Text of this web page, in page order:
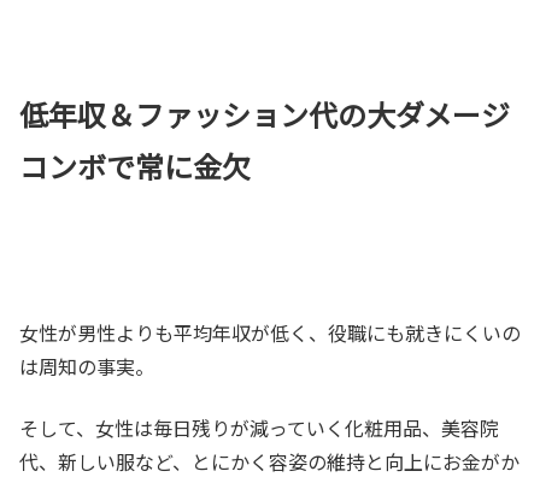
低年収＆ファッション代の大ダメージ
コンボで常に金欠
女性が男性よりも平均年収が低く、役職にも就きにくいの
は周知の事実。
そして、女性は毎日残りが減っていく化粧用品、美容院
代、新しい服など、とにかく容姿の維持と向上にお金がか